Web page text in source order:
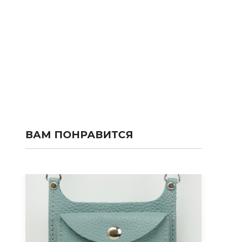
ВАМ ПОНРАВИТСЯ